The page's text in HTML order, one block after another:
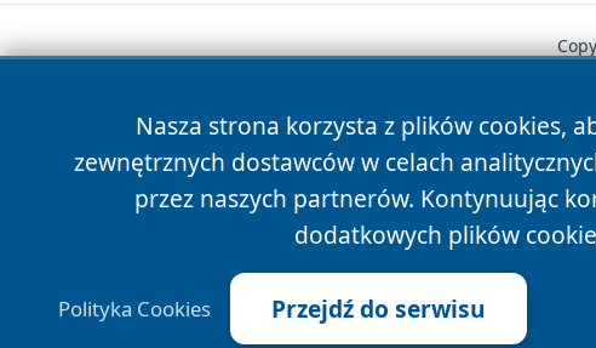
Nasza strona korzysta z plików cookies,
zewnętrznych dostawców w celach
przez naszych partnerów. Kontynuując
dodatkowych plików
Polityka Cookies Przejdź do serwisu
News